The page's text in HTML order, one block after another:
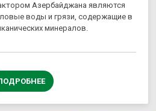
Азербайджана являются
воды и грязи, содержащие в
минералов.